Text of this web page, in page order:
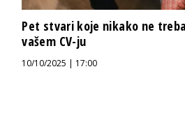
Pet stvari koje nikako ne
vašem CV-ju
10/10/2025 | 17:00